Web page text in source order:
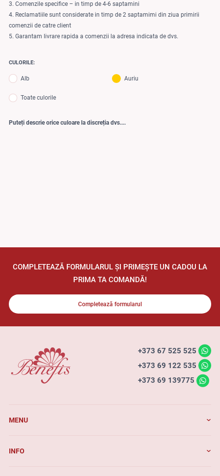
3. Comenzile specifice – in timp de 4-6 saptamini
4. Reclamatiile sunt considerate in timp de 2 saptamimi din ziua primirii
comenzii de catre client
5. Garantam livrare rapida a comenzii la adresa indicata de dvs.
CULORILE:
Alb Auriu
Toate culorile
Puteți descrie orice culoare la discreția dvs....
COMPLETEAZĂ FORMULARUL ȘI PRIMEȘTE UN CADOU LA
PRIMA TA COMANDĂ!
Completează formularul
+373 67 525 525
+373 69 122 535
+373 69 139775
MENU
INFO